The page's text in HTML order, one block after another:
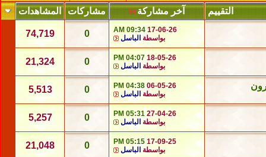
التقييم آخر مشاركة مشاركات المشاهدات
17-06-26
09:34 AM
بواسطة الباسل 0
74,719
18-05-26
04:07 PM
بواسطة الباسل 0
21,324
06-05-26
04:38 PM
بواسطة الباسل 0
5,513
27-04-26
05:31 PM
بواسطة الباسل 0
5,257
17-09-25
05:15 PM
بواسطة الباسل 0
21,048